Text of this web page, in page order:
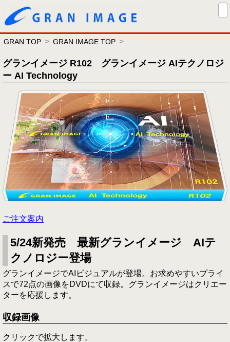
GRAN TOP GRAN IMAGE TOP
グランイメージ R102 グランイメージ AIテクノロジ
ー AI Technology
ご注文案内
5/24新発売 最新グランイメージ AIテ
クノロジー登場
グランイメージでAIビジュアルが登場。お求めやすいプライ
スで72点の画像をDVDにて収録。グランイメージはクリエー
ターを応援します。
収録画像
クリックで拡大します。